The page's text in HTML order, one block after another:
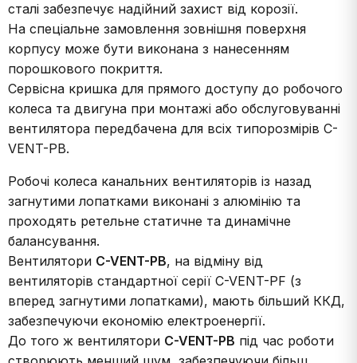
сталі забезпечує надійний захист від корозії.
На спеціальне замовлення зовнішня поверхня
корпусу може бути виконана з нанесенням
порошкового покриття.
Сервісна кришка для прямого доступу до робочого
колеса та двигуна при монтажі або обслуговуванні
вентилятора передбачена для всіх типорозмірів C-
VENT-PB.
Робочі колеса канальних вентиляторів із назад
загнутими лопатками виконані з алюмінію та
проходять ретельне статичне та динамічне
балансування.
Вентилятори C-VENT-PB, на відміну від
вентиляторів стандартної серії C-VENT-PF (з
вперед загнутими лопатками), мають більший ККД,
забезпечуючи економію електроенергії.
До того ж вентилятори C-VENT-PB під час роботи